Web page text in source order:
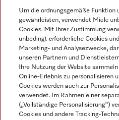
Sprache
DEUTSCH
Miele auf Instagram
Miele auf Youtube
Um die ordnungsgemäße Funktion
gewährleisten, verwendet Miele
Cookies. Mit Ihrer Zustimmung
unbedingt erforderliche Cookies
Marketing- und Analysezwecke,
unseren Partnern und
Ihre Nutzung der Website
Online-Erlebnis zu personalisieren
Cookies werden auch zur
verwendet. Im Rahmen einer
(„Vollständige Personalisierung“)
Cookies und andere Tracking-